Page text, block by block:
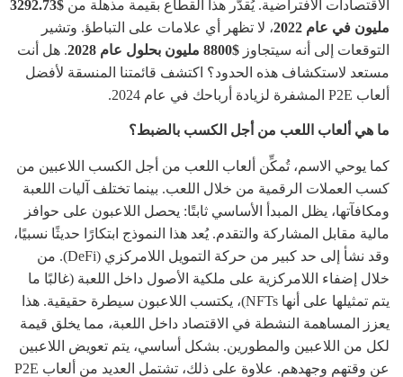
الاقتصادات الافتراضية. يُقدّر هذا القطاع بقيمة مذهلة من $3292.73
مليون في عام 2022
، لا تظهر أي علامات على التباطؤ. وتشير
التوقعات إلى أنه سيتجاوز $8800 مليون بحلول عام 2028
. هل أنت
مستعد لاستكشاف هذه الحدود؟ اكتشف قائمتنا المنسقة لأفضل
ألعاب P2E المشفرة لزيادة أرباحك في عام 2024.
ما هي ألعاب اللعب من أجل الكسب بالضبط؟
كما يوحي الاسم، تُمكِّن ألعاب اللعب من أجل الكسب اللاعبين من
كسب العملات الرقمية من خلال اللعب. بينما تختلف آليات اللعبة
ومكافآتها، يظل المبدأ الأساسي ثابتًا: يحصل اللاعبون على حوافز
مالية مقابل المشاركة والتقدم. يُعد هذا النموذج ابتكارًا حديثًا نسبيًا،
وقد نشأ إلى حد كبير من حركة التمويل اللامركزي (DeFi). من
خلال إضفاء اللامركزية على ملكية الأصول داخل اللعبة (غالبًا ما
يتم تمثيلها على أنها NFTs)، يكتسب اللاعبون سيطرة حقيقية. هذا
يعزز المساهمة النشطة في الاقتصاد داخل اللعبة، مما يخلق قيمة
لكل من اللاعبين والمطورين. بشكل أساسي، يتم تعويض اللاعبين
عن وقتهم وجهدهم. علاوة على ذلك، تشتمل العديد من ألعاب P2E